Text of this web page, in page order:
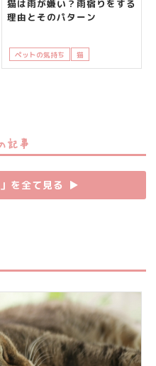
猫は雨が嫌い？雨宿りをする
理由とそのパターン
ペットの気持ち 猫
記事
を全て見る ▶︎